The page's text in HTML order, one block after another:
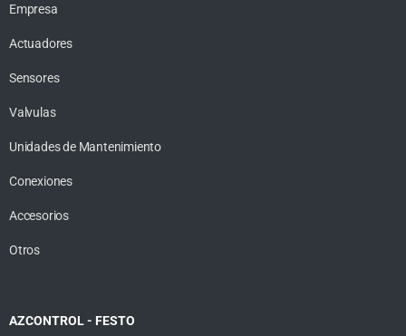
Empresa
Actuadores
Sensores
Valvulas
Unidades de Mantenimiento
Conexiones
Accesorios
Otros
AZCONTROL - FESTO